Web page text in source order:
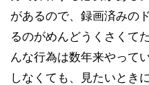
があるので、録画済みの
るのがめんどうくさくて
んな行為は数年来やって
しなくても、見たいとき